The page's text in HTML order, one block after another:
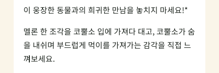
이 웅장한 동물과의 희귀한 만남을 놓치지 마세요!*
멜론 한 조각을 코뿔소 입에 가져다 대고, 코뿔소가 숨
을 내쉬며 부드럽게 먹이를 가져가는 감각을 직접 느
껴보세요.